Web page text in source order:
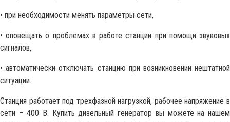
• при необходимости менять параметры сети,
• оповещать о проблемах в работе станции при помощи звуковых
сигналов,
• автоматически отключать станцию при возникновении нештатной
ситуации.
Станция работает под трехфазной нагрузкой, рабочее напряжение в
сети – 400 В. Купить дизельный генератор вы можете на нашем